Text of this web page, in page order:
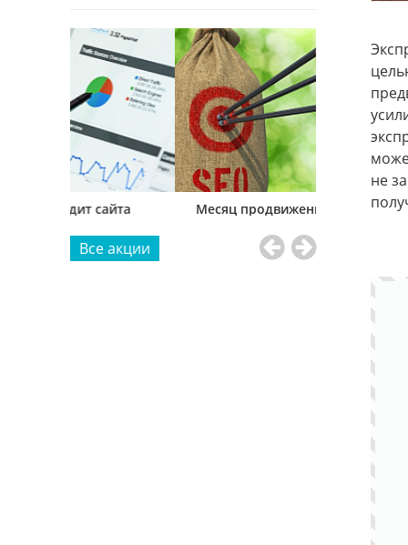
Месяц продвижения в подарок Создание
Все акции
не